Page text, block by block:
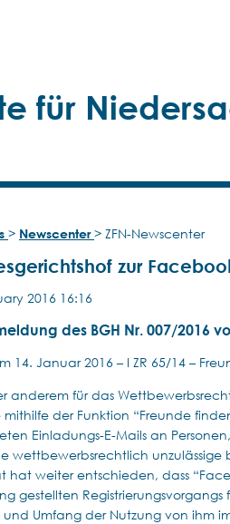
für
> Newscenter> ZFN-Newscenter
zur
2016 16:16
des BGH Nr. 007/2016
14. Januar 2016 – I ZR 65/14 –
anderem für das
mithilfe der Funktion “Freunde
Einladungs-E-Mails an
wettbewerbsrechtlich unzulässige
hat weiter entschieden, dass
gestellten
und Umfang der Nutzung von ihm